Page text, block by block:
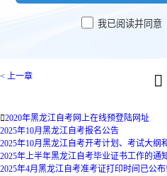
我已阅读并同意
< 上一章 
2020年黑龙江自考网上在线预登陆网址
2025年10月黑龙江自考报名公告
2025年10月黑龙江自考开考计划、考试大纲
2025年上半年黑龙江自考毕业证书工作的通
2025年4月黑龙江自考准考证打印时间已公布!